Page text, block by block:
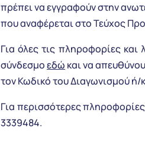
πρέπει να εγγραφούν στην
που αναφέρεται στο Τεύχος
Για όλες τις πληροφορίες
σύνδεσμοεδώ και να
τον Κωδικό του Διαγωνισμού ή/
Για περισσότερες πληροφορίες
3339484.